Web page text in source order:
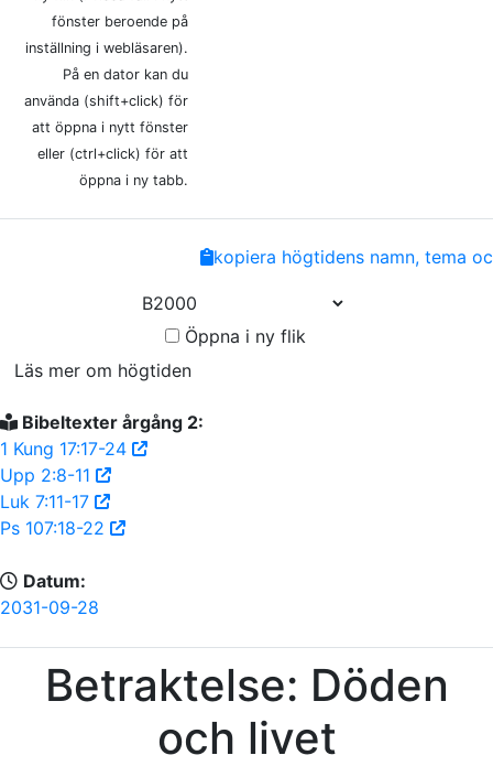
fönster beroende på
inställning i webläsaren).
På en dator kan du
använda (shift+click) för
att öppna i nytt fönster
eller (ctrl+click) för att
öppna i ny tabb.
EmailCopy
kopiera högtidens namn, tema
Öppna i ny flik
Läs mer om högtiden
Bibeltexter årgång 2:
1 Kung 17:17-24
Upp 2:8-11
Luk 7:11-17
Ps 107:18-22
Datum:
2031-09-28
Betraktelse: Döden
och livet